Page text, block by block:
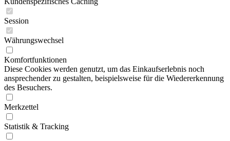
Session
Währungswechsel
Komfortfunktionen
Diese Cookies werden genutzt, um das Einkaufserlebnis noch
ansprechender zu gestalten, beispielsweise für die Wiedererkennung
des Besuchers.
Merkzettel
Statistik & Tracking